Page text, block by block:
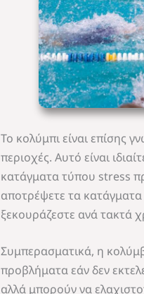
Το κολύμπι είναι επίσης
περιοχές. Αυτό είναι
κατάγματα τύπου stress
αποτρέψετε τα κατάγματα
ξεκουράζεστε ανά τακτά
Συμπερασματικά, η
προβλήματα εάν δεν
αλλά μπορούν να